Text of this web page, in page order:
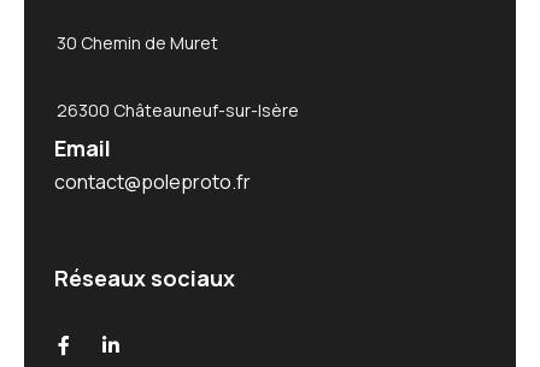
30 Chemin de Muret
26300 Châteauneuf-sur-Isère
Email
contact@poleproto.fr
Réseaux sociaux